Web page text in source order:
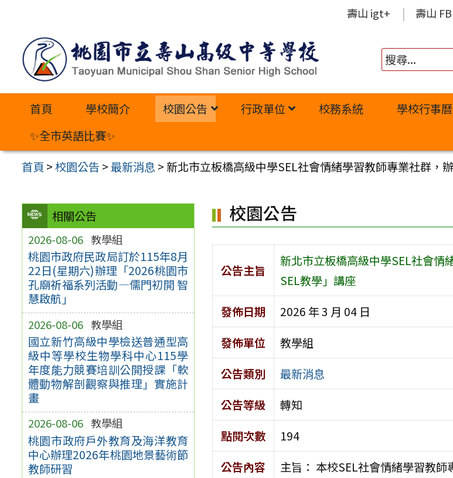
內
壽山 igt+ 壽山 FB
首頁 學校簡介 校園公告 行政單位 校務系統 學校行事曆
✨全市英語比賽✨
首頁 >校園公告 >最新消息 > 新北市立板橋高級中學SEL社會情緒學習教師專業社群，
相關公告
2026-08-06 教學組
桃園市政府民政局訂於115年8月
22日(星期六)辦理「2026桃園市
孔廟祈福系列活動—儒門初開 智
慧啟航」
2026-08-06 教學組
國立新竹高級中學檢送普通型高
級中等學校生物學科中心115學
年度能力競賽培訓公開授課「軟
體動物解剖觀察與推理」實施計
畫
2026-08-06 教學組
桃園市政府戶外教育及海洋教育
中心辦理2026年桃園地景藝術節
教師研習
校園公告
公告主旨
新北市立板橋高級中學SEL社會情
SEL教學」講座
發佈日期
2026 年 3 月 04 日
發佈單位
教學組
公告類別
最新消息
公告等級
轉知
點閱次數
194
公告內容
主旨： 本校SEL社會情緒學習教